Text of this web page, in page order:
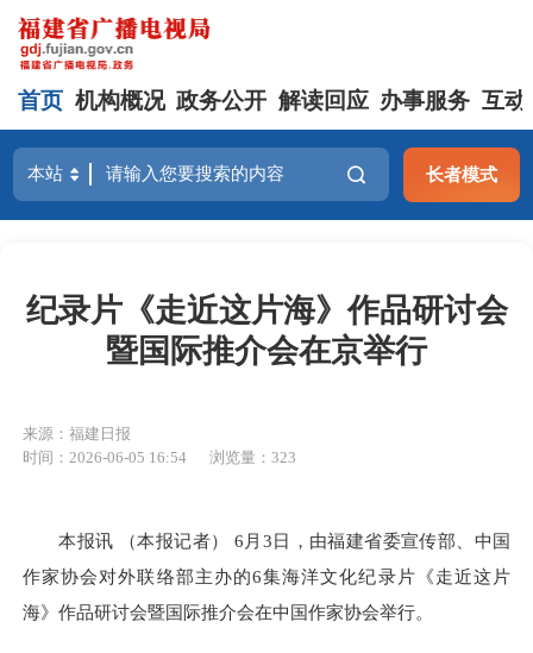
首页 机构概况 政务公开 解读回应 办事服务 互动
长者模式
纪录片《走近这片海》作品研讨会
暨国际推介会在京举行
来源：福建日报
时间：2026-06-05 16:54
浏览量：323
本报讯 （本报记者） 6月3日，由福建省委宣传部、中国
作家协会对外联络部主办的6集海洋文化纪录片《走近这片
海》作品研讨会暨国际推介会在中国作家协会举行。